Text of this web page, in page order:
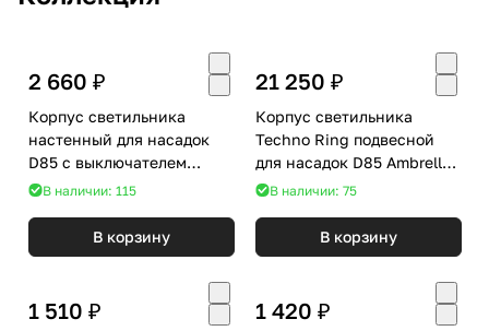
2 660 ₽
Корпус светильника
настенный для насадок
D85 с выключателем
Ambrella DIY Spot C9595
В наличии: 115
В корзину
21 250 ₽
Корпус светильника
Techno Ring подвесной
для насадок D85 Ambrella
DIY Spot C9242
В наличии: 75
В корзину
1 510 ₽ 1 420 ₽